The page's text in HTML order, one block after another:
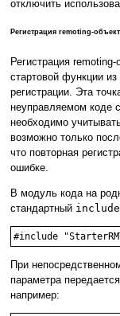
отключить
Регистрация remoting-
Регистрация
стартовой функции из
регистрации. Эта
неуправляемом коде
необходимо
возможно только
что повторная
ошибке.
В модуль кода на
стандартный include
#include
При
параметра
например: